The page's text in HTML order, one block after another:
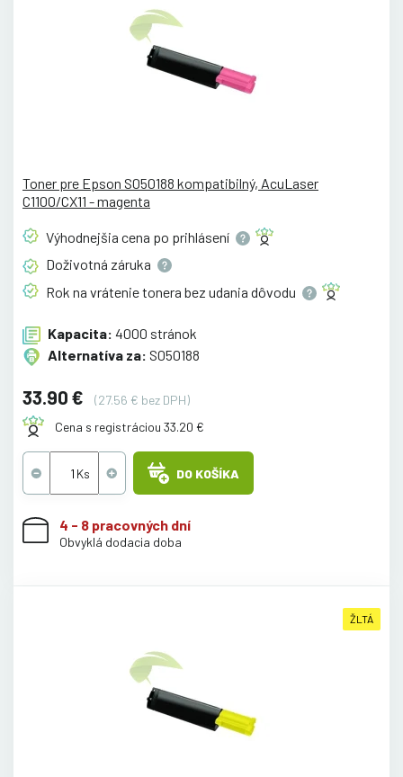
Toner pre Epson S050188 kompatibilný, AcuLaser
C1100/CX11 - magenta
Výhodnejšia cena po prihlásení
Doživotná záruka
Rok na vrátenie tonera bez udania dôvodu
Kapacita: 4000 stránok
Alternatíva za: S050188
33.90 €
(27.56 € bez DPH)
Cena s registráciou 33.20 €
DO KOŠÍKA
4 - 8 pracovných dní
Obvyklá dodacia doba
ŽLTÁ